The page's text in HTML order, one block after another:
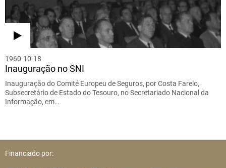
1960-10-18
Inauguração no SNI
Inauguração do Comité Europeu de Seguros, por Costa Farelo,
Subsecretário de Estado do Tesouro, no Secretariado Nacional da
Informação, em…
Financiado por: